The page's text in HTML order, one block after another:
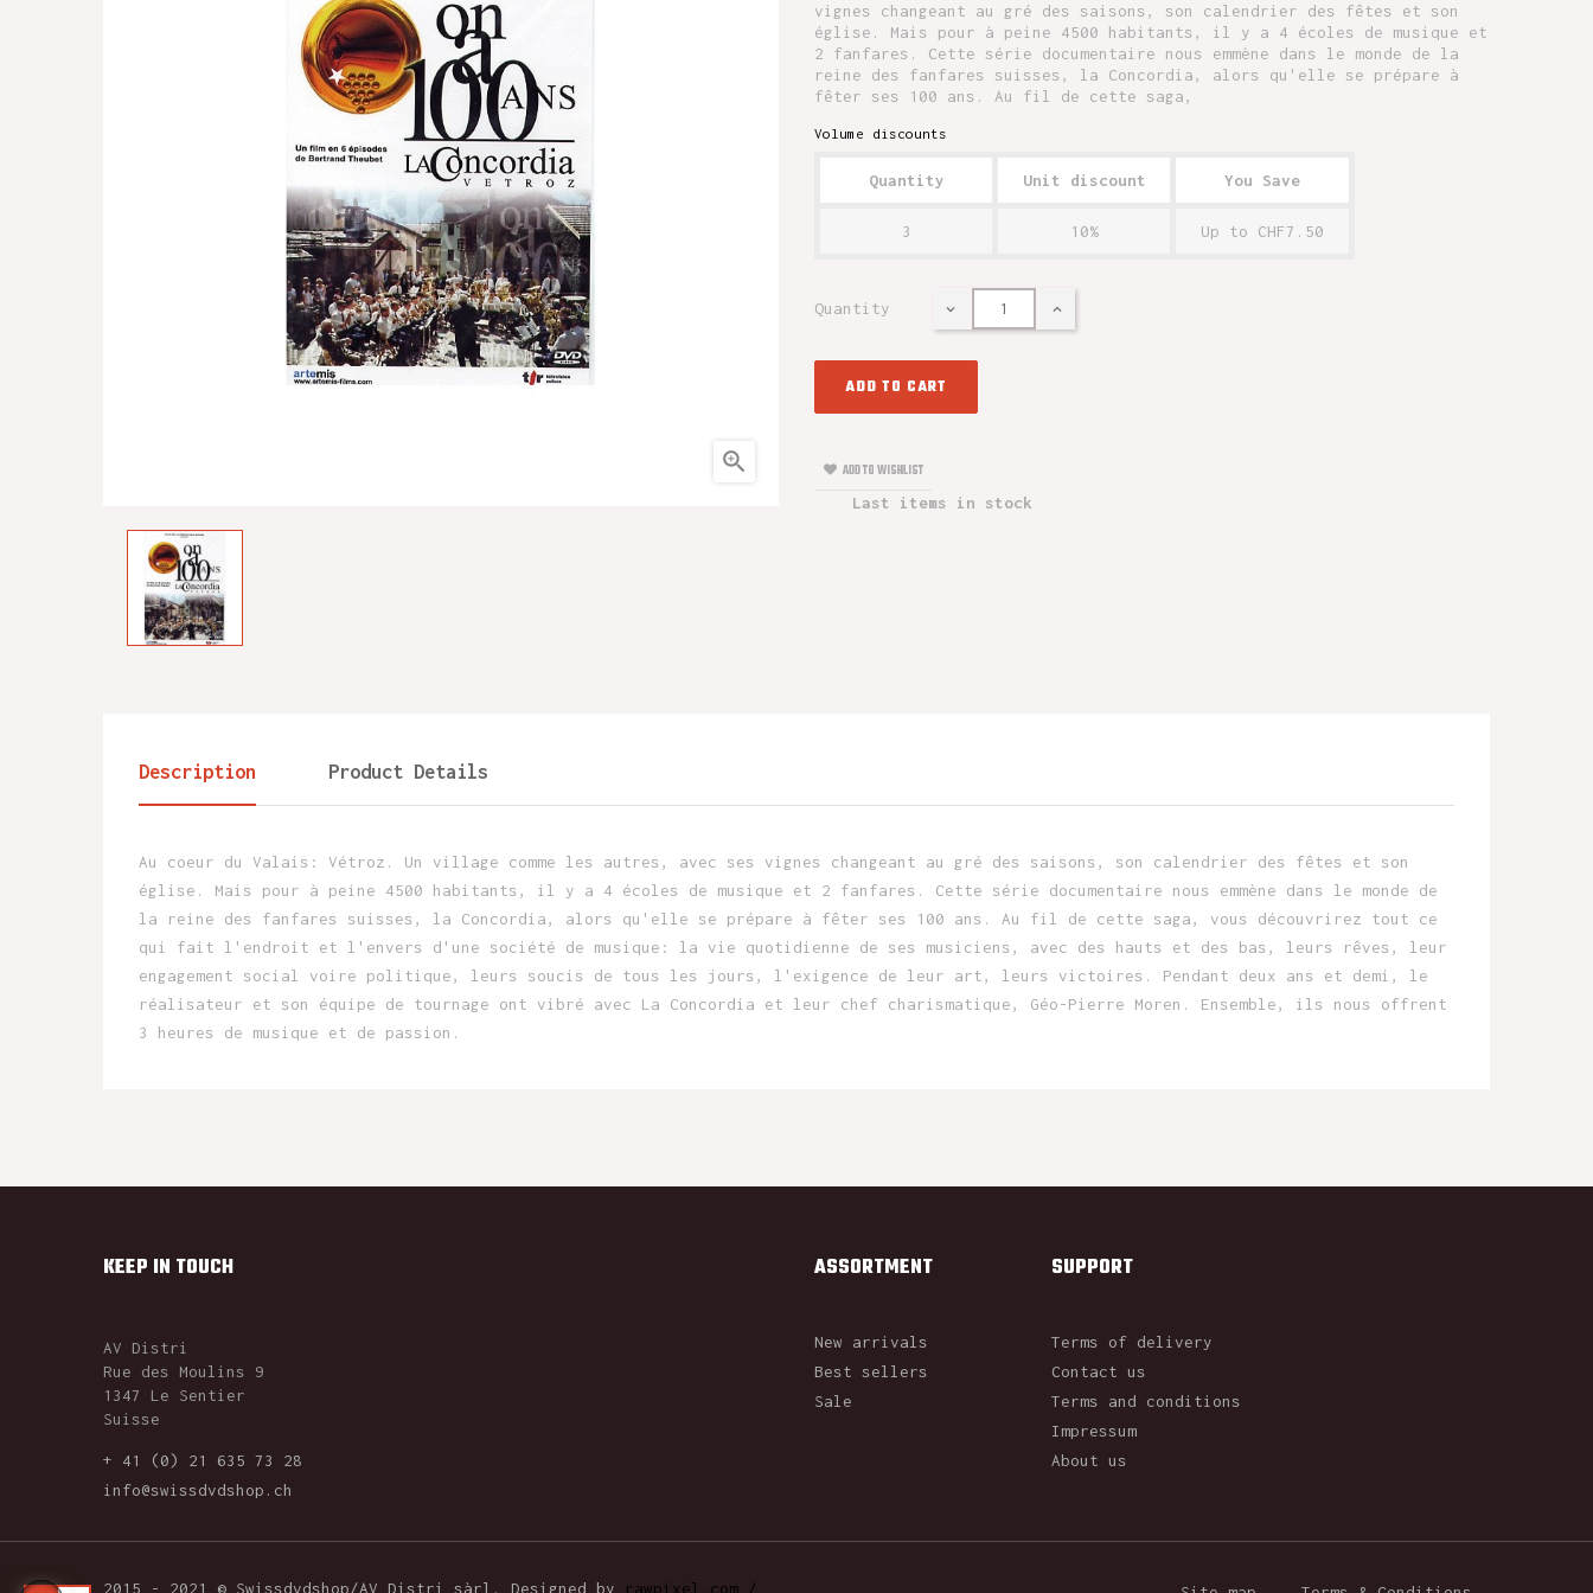

vignes changeant au gré des saisons, son calendrier des fêtes et son
église. Mais pour à peine 4500 habitants, il y a 4 écoles de musique et
2 fanfares. Cette série documentaire nous emmène dans le monde de la
reine des fanfares suisses, la Concordia, alors qu'elle se prépare à
fêter ses 100 ans. Au fil de cette saga,
Volume discounts
Quantity Unit discount You Save
3 10% Up to CHF7.50
Quantity
ADD TO CART
ADD TO WISHLIST
Last items in stock
Description Product Details
Au coeur du Valais: Vétroz. Un village comme les autres, avec ses vignes changeant au gré des saisons, son calendrier des fêtes et son
église. Mais pour à peine 4500 habitants, il y a 4 écoles de musique et 2 fanfares. Cette série documentaire nous emmène dans le monde de
la reine des fanfares suisses, la Concordia, alors qu'elle se prépare à fêter ses 100 ans. Au fil de cette saga, vous découvrirez tout ce
qui fait l'endroit et l'envers d'une société de musique: la vie quotidienne de ses musiciens, avec des hauts et des bas, leurs rêves, leur
engagement social voire politique, leurs soucis de tous les jours, l'exigence de leur art, leurs victoires. Pendant deux ans et demi, le
réalisateur et son équipe de tournage ont vibré avec La Concordia et leur chef charismatique, Géo-Pierre Moren. Ensemble, ils nous offrent
3 heures de musique et de passion.
KEEP IN TOUCH
AV Distri
Rue des Moulins 9
1347 Le Sentier
Suisse
+ 41 (0) 21 635 73 28
info@swissdvdshop.ch
ASSORTMENT
New arrivals
Best sellers
Sale
SUPPORT
Terms of delivery
Contact us
Terms and conditions
Impressum
About us
2015 - 2021 © Swissdvdshop/AV Distri sàrl. Designed by rawpixel.com /